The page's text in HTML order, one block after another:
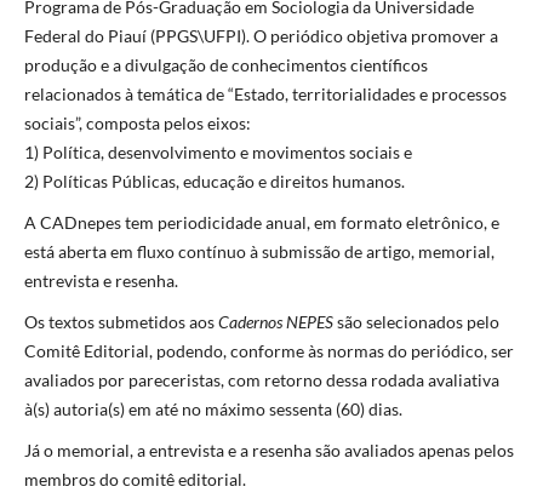
Programa de Pós-Graduação em Sociologia da Universidade
Federal do Piauí (PPGS\UFPI). O periódico objetiva promover a
produção e a divulgação de conhecimentos científicos
relacionados à temática de “Estado, territorialidades e processos
sociais”, composta pelos eixos:
1) Política, desenvolvimento e movimentos sociais e
2) Políticas Públicas, educação e direitos humanos.
A CADnepes tem periodicidade anual, em formato eletrônico, e
está aberta em fluxo contínuo à submissão de artigo, memorial,
entrevista e resenha.
Os textos submetidos aosCadernos NEPESsão selecionados pelo
Comitê Editorial, podendo, conforme às normas do periódico, ser
avaliados por pareceristas, com retorno dessa rodada avaliativa
à(s) autoria(s) em até no máximo sessenta (60) dias.
Já o memorial, a entrevista e a resenha são avaliados apenas pelos
membros do comitê editorial.